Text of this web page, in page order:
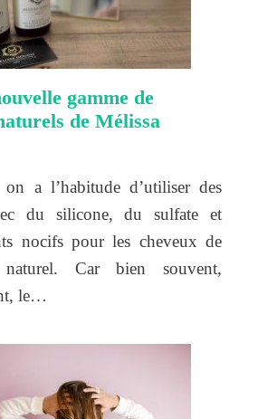
gamme de
de Mélissa
a l’habitude d’utiliser des
du silicone, du sulfate et
nocifs pour les cheveux de
Car bien souvent,
le…